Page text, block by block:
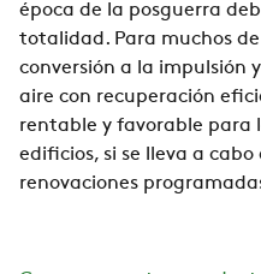
época de la posguerra
totalidad. Para muchos
conversión a la impulsión
aire con recuperación
rentable y favorable para
edificios, si se lleva a
renovaciones